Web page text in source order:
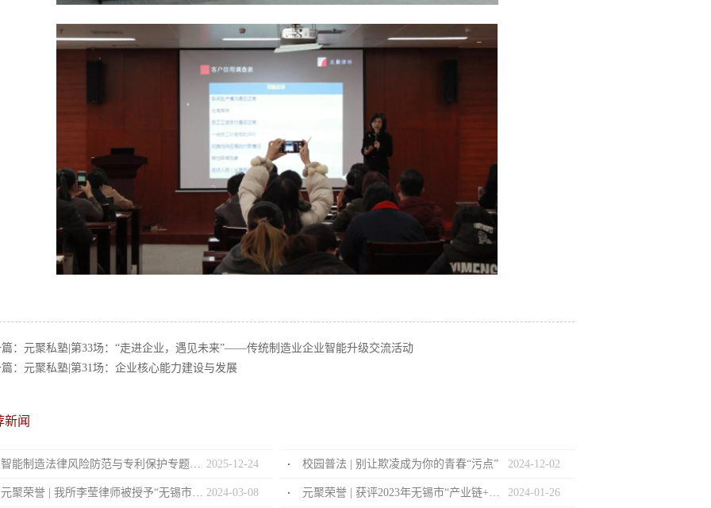
： 元聚私塾|第33场：“走进企业，遇见未来”——传统制造业企业智能升级交流活动
： 元聚私塾|第31场：企业核心能力建设与发展
新闻
智能制造法律风险防范与专利保护专题分享会 2025-12-24 校园普法 | 别让欺凌成为你的青春“污点” 2024-12-02
元聚荣誉 | 我所李莹律师被授予“无锡市优秀女律师”荣誉称号 2024-03-08 元聚荣誉 | 获评2023年无锡市“产业链+法律服务”优秀法律服务产品及案例 2024-01-26